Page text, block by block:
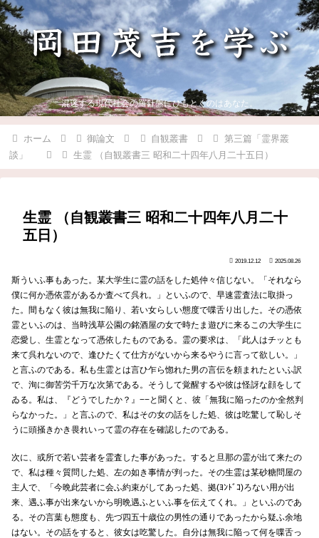
混迷する現代社会の羅針盤にひもとくのはあなた。
ホーム 御論文 自観叢書
第三篇「霊界叢
談」
生霊 （自観叢書三 昭和二十四年八月二十五日）
生霊 （自観叢書三 昭和二十四年八月二十
五日）
2019.12.12 2025.08.26
斯ういふ事もあった。某大学生に霊の話をした処仲々信じない。「それなら
僕に何か憑依霊があるか査べて呉れ。」といふので、早速霊査法に取掛っ
た。間もなく彼は無我に陥り、若い女らしい態度で喋舌り出した。その憑依
霊といふのは、当時浅草公園の銘酒屋の女で時たま遊びに来るこの大学生に
恋愛し、生霊となって憑依したものである。霊の要求は、「此人はチッとも
来て呉れないので、逢ひたくて仕方がないから来るやうに言って欲しい。」
と言ふのである。私も生霊とは言ひ乍ら惚れた男の言伝を頼まれたといふ訳
で、洵に御苦労千万な次第である。そうして覚醒するや彼は怪訝な顔をして
ゐる。私は、『どうでしたか？』−−と聞くと、彼「無我に陥ったのか全然判
らなかった。」と言ふので、私はその女の話をした処、彼は吃驚して恥しそ
うに頭掻きかき畏れいって霊の存在を確認したのである。
次に、或所で若い芸者を霊査した事があった。すると旦那の霊が出て来たの
で、私は種々質問した処、左の如き事情が判った。その生霊は某砂糖問屋の
主人で、「今晩此芸者に会ふ約束がしてあった処、拠(ﾖﾝﾄﾞｺ)ろない用が出
来、遇ふ事が出来ないから明晩遇ふといふ事を伝えてくれ。」といふのであ
る。その言葉も態度も、先づ四五十歳位の男性の通りであったから疑ふ余地
はない。その話をすると、彼女は吃驚した。自分は無我に陥って何を喋舌っ